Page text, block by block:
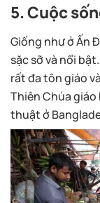
5. Cuộc
Giống như ở Ấn
sặc sỡ và nổi
rất đa tôn giáo
Thiên Chúa giáo
thuật ở